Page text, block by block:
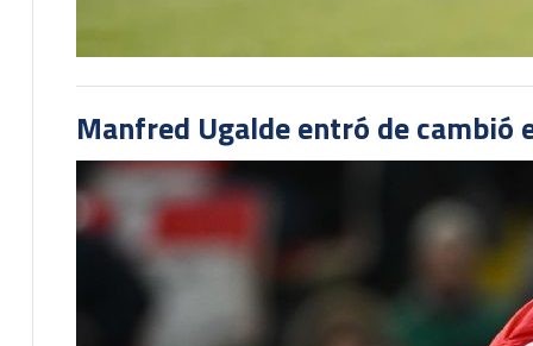
Manfred Ugalde entró de cambió